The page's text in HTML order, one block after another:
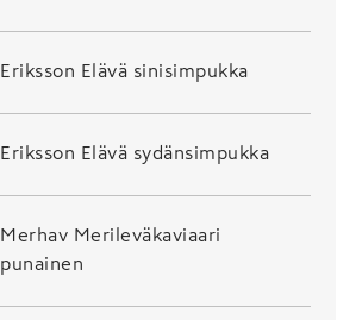
Eriksson Elävä sinisimpukka
Eriksson Elävä sydänsimpukka
Merhav Merileväkaviaari
punainen